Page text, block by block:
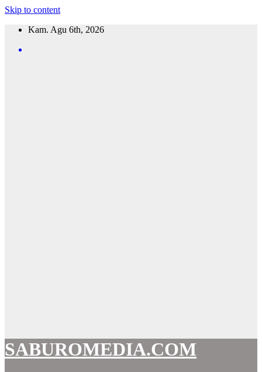
Skip to content
Kam. Agu 6th, 2026
SABUROMEDIA.COM